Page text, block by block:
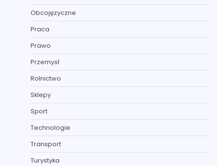
Obcojęzyczne
Praca
Prawo
Przemysł
Rolnictwo
Sklepy
Sport
Technologie
Transport
Turystyka